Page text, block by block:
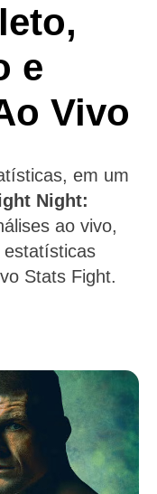
e
Vivo
em um
Night:
ao vivo,
estatísticas
Stats Fight.